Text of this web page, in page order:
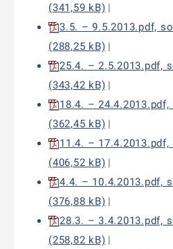
(341,59 kB) |
3.5. – 9.5.2013.pdf,
(288,25 kB) |
25.4. – 2.5.2013.pdf,
(343,42 kB) |
18.4. –
(362,45 kB) |
11.4. –
(406,52 kB) |
4.4. – 10.4.2013.pdf,
(376,88 kB) |
28.3. – 3.4.2013.pdf,
(258,82 kB) |